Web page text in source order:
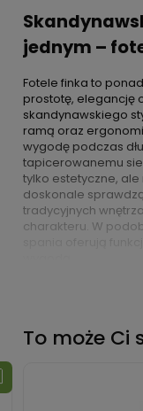
jednym –
Fotele finka to
prostotę, elegancję
skandynawskiego
ramą oraz
wygodę podczas
tapicerowanemu
tylko estetyczne,
doskonale
tradycyjnych
charakteru. W
Fotele typu finka to
cenią sobie komfort
dzięki swojej
podparcie dla
To może Ci